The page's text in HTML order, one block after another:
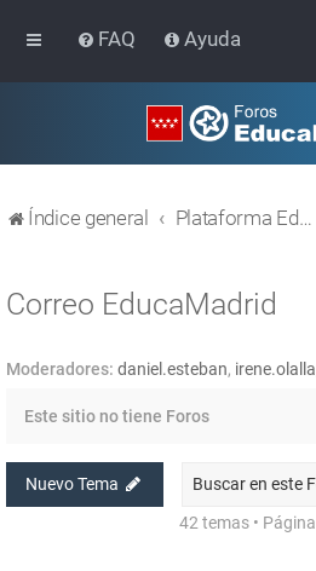
FAQ Ayuda
Índice general Plataforma Educativa EducaMadrid
Correo EducaMadrid
Moderadores: daniel.esteban, irene.olalla
Este sitio no tiene Foros
Nuevo Tema
42 temas • Página